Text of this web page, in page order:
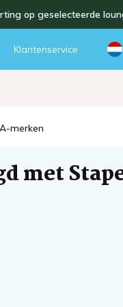
op geselecteerde
Klantenservice
merken
met